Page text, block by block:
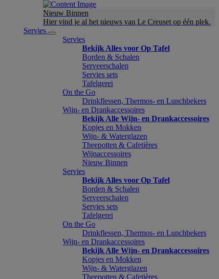
Nieuw Binnen
Hier vind je al het nieuws van Le Creuset op één plek.
Servies
Servies
Bekijk Alles voor Op Tafel
Borden & Schalen
Serveerschalen
Servies sets
Tafelgerei
On the Go
Drinkflessen, Thermos- en Lunchbekers
Wijn- en Drankaccessoires
Bekijk Alle Wijn- en Drankaccessoires
Kopjes en Mokken
Wijn- & Waterglazen
Theepotten & Cafetières
Wijnaccessoires
Nieuw Binnen
Servies
Bekijk Alles voor Op Tafel
Borden & Schalen
Serveerschalen
Servies sets
Tafelgerei
On the Go
Drinkflessen, Thermos- en Lunchbekers
Wijn- en Drankaccessoires
Bekijk Alle Wijn- en Drankaccessoires
Kopjes en Mokken
Wijn- & Waterglazen
Theepotten & Cafetières